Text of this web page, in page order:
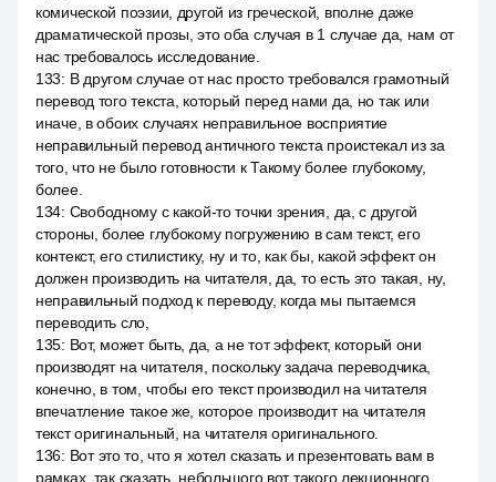
комической поэзии, другой из греческой, вполне даже
драматической прозы, это оба случая в 1 случае да, нам от
нас требовалось исследование.
133: В другом случае от нас просто требовался грамотный
перевод того текста, который перед нами да, но так или
иначе, в обоих случаях неправильное восприятие
неправильный перевод античного текста проистекал из за
того, что не было готовности к Такому более глубокому,
более.
134: Свободному с какой-то точки зрения, да, с другой
стороны, более глубокому погружению в сам текст, его
контекст, его стилистику, ну и то, как бы, какой эффект он
должен производить на читателя, да, то есть это такая, ну,
неправильный подход к переводу, когда мы пытаемся
переводить сло,
135: Вот, может быть, да, а не тот эффект, который они
производят на читателя, поскольку задача переводчика,
конечно, в том, чтобы его текст производил на читателя
впечатление такое же, которое производит на читателя
текст оригинальный, на читателя оригинального.
136: Вот это то, что я хотел сказать и презентовать вам в
рамках, так сказать, небольшого вот такого лекционного